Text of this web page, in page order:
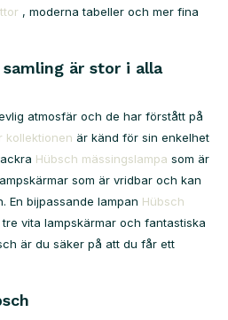
, moderna tabeller och mer fina
är stor i alla
atmosfär och de har förstått på
kollektionen är känd för sin enkelhet
Hübsch mässingslampa som är
som är vridbar och kan
En bijpassande lampan Hübsch
vita lampskärmar och fantastiska
är du säker på att du får ett